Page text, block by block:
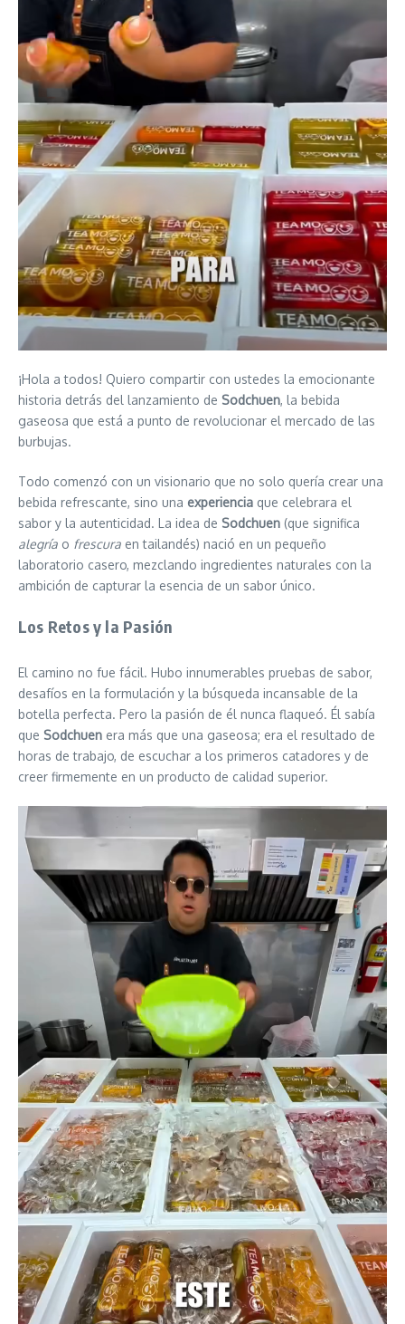
¡Hola a todos! Quiero compartir con ustedes la emocionante
historia detrás del lanzamiento de Sodchuen, la bebida
gaseosa que está a punto de revolucionar el mercado de las
burbujas.
Todo comenzó con un visionario que no solo quería crear una
bebida refrescante, sino una experiencia que celebrara el
sabor y la autenticidad. La idea de Sodchuen (que significa
alegría o frescura en tailandés) nació en un pequeño
laboratorio casero, mezclando ingredientes naturales con la
ambición de capturar la esencia de un sabor único.
Los Retos y la Pasión
El camino no fue fácil. Hubo innumerables pruebas de sabor,
desafíos en la formulación y la búsqueda incansable de la
botella perfecta. Pero la pasión de él nunca flaqueó. Él sabía
que Sodchuen era más que una gaseosa; era el resultado de
horas de trabajo, de escuchar a los primeros catadores y de
creer firmemente en un producto de calidad superior.